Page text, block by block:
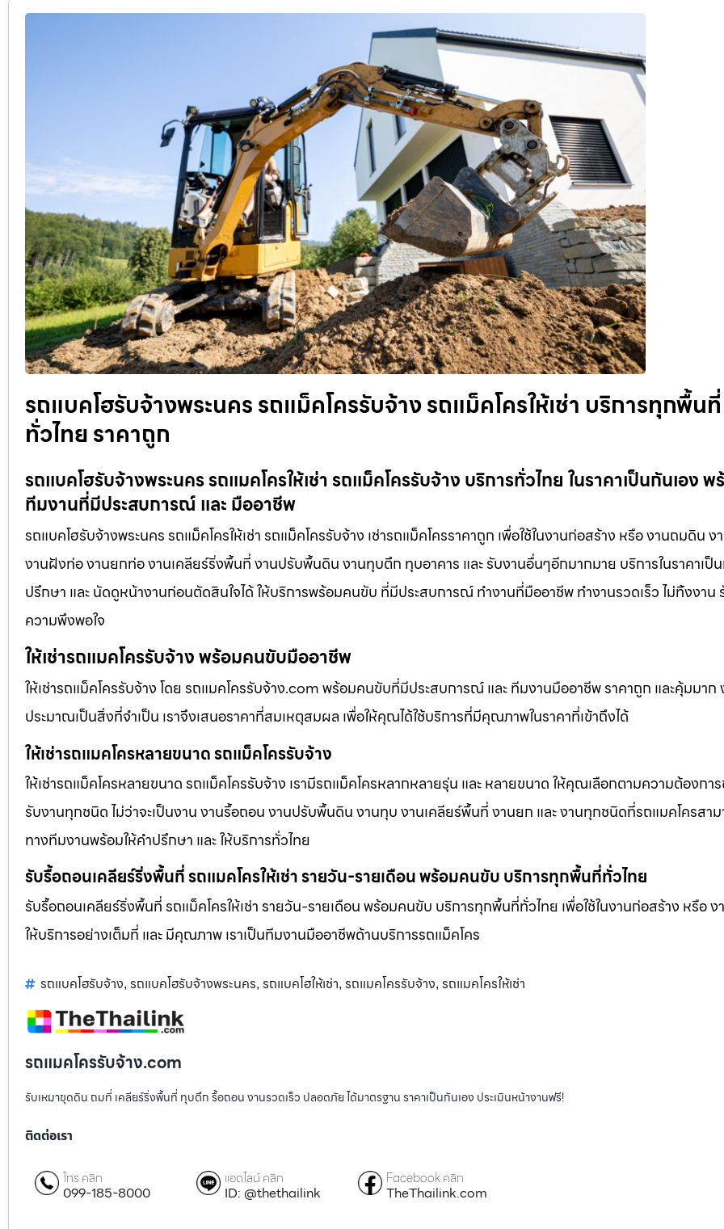
รถแบคโฮรับจ้างพระนคร รถแม็คโครรับจ้าง รถแม็คโครให้เช่า บริการทุกพื้นที่
ทั่วไทย ราคาถูก
รถแบคโฮรับจ้างพระนคร รถแมคโครให้เช่า รถแม็คโครรับจ้าง บริการทั่วไทย ในราคาเป็นกันเอง
ทีมงานที่มีประสบการณ์ และ มืออาชีพ
รถแบคโฮรับจ้างพระนคร รถแม็คโครให้เช่า รถแม็คโครรับจ้าง เช่ารถแม็คโครราคาถูก เพื่อใช้ในงานก่อสร้าง หรือ งานถมดิน ง
งานฝังท่อ งานยกท่อ งานเคลียร์ริ่งพื้นที่ งานปรับพื้นดิน งานทุบตึก ทุบอาคาร และ รับงานอื่นๆอีกมากมาย บริการในราคาเป็
ปรึกษา และ นัดดูหน้างานก่อนตัดสินใจได้ ให้บริการพร้อมคนขับ ที่มีประสบการณ์ ทำงานที่มืออาชีพ ทำงานรวดเร็ว ไม่ทิ้งงาน
ความพึงพอใจ
ให้เช่ารถแมคโครรับจ้าง พร้อมคนขับมืออาชีพ
ให้เช่ารถแม็คโครรับจ้าง โดย รถแมคโครรับจ้าง.com พร้อมคนขับที่มีประสบการณ์ และ ทีมงานมืออาชีพ ราคาถูก และคุ้มมาก
ประมาณเป็นสิ่งที่จำเป็น เราจึงเสนอราคาที่สมเหตุสมผล เพื่อให้คุณได้ใช้บริการที่มีคุณภาพในราคาที่เข้าถึงได้
ให้เช่ารถแมคโครหลายขนาด รถแม็คโครรับจ้าง
ให้เช่ารถแม็คโครหลายขนาด รถแม็คโครรับจ้าง เรามีรถแม็คโครหลากหลายรุ่น และ หลายขนาด ให้คุณเลือกตามความต้องกา
รับงานทุกชนิด ไม่ว่าจะเป็นงาน งานรื้อถอน งานปรับพื้นดิน งานทุบ งานเคลียร์พื้นที่ งานยก และ งานทุกชนิดที่รถแมคโครสาม
ทางทีมงานพร้อมให้คำปรึกษา และ ให้บริการทั่วไทย
รับรื้อถอนเคลียร์ริ่งพื้นที่ รถแมคโครให้เช่า รายวัน-รายเดือน พร้อมคนขับ บริการทุกพื้นที่ทั่วไทย
รับรื้อถอนเคลียร์ริ่งพื้นที่ รถแม็คโครให้เช่า รายวัน-รายเดือน พร้อมคนขับ บริการทุกพื้นที่ทั่วไทย เพื่อใช้ในงานก่อสร้าง หรือ
ให้บริการอย่างเต็มที่ และ มีคุณภาพ เราเป็นทีมงานมืออาชีพด้านบริการรถแม็คโคร
รถแบคโฮรับจ้าง, รถแบคโฮรับจ้างพระนคร, รถแบคโฮให้เช่า, รถแมคโครรับจ้าง, รถแมคโครให้เช่า
รถแมคโครรับจ้าง.com
รับเหมาขุดดิน ถมที่ เคลียร์ริ่งพื้นที่ ทุบตึก รื้อถอน งานรวดเร็ว ปลอดภัย ได้มาตรฐาน ราคาเป็นกันเอง ประเมินหน้างานฟรี!
ติดต่อเรา
โทร คลิก
099-185-8000
แอดไลน์ คลิก
ID: @thethailink
Facebook คลิก
TheThailink.com